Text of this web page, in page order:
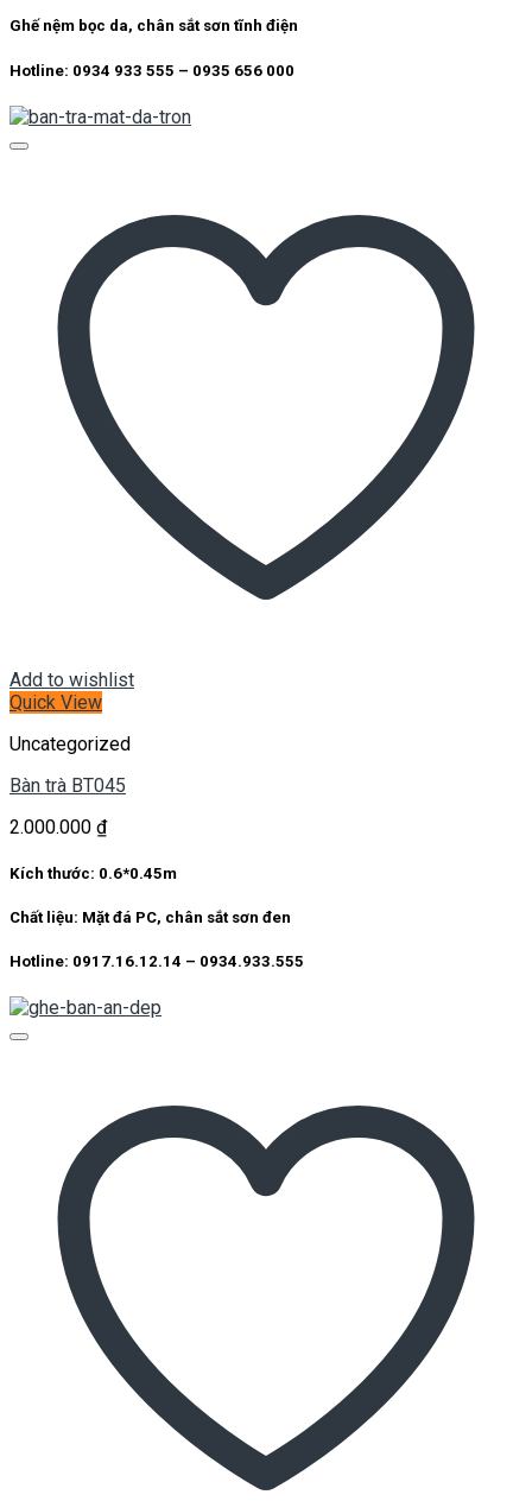
Ghế nệm bọc da, chân sắt sơn tĩnh điện
Hotline: 0934 933 555 – 0935 656 000
Add to wishlist
Quick View
Uncategorized
Bàn trà BT045
2.000.000 ₫
Kích thước: 0.6*0.45m
Chất liệu: Mặt đá PC, chân sắt sơn đen
Hotline: 0917.16.12.14 – 0934.933.555